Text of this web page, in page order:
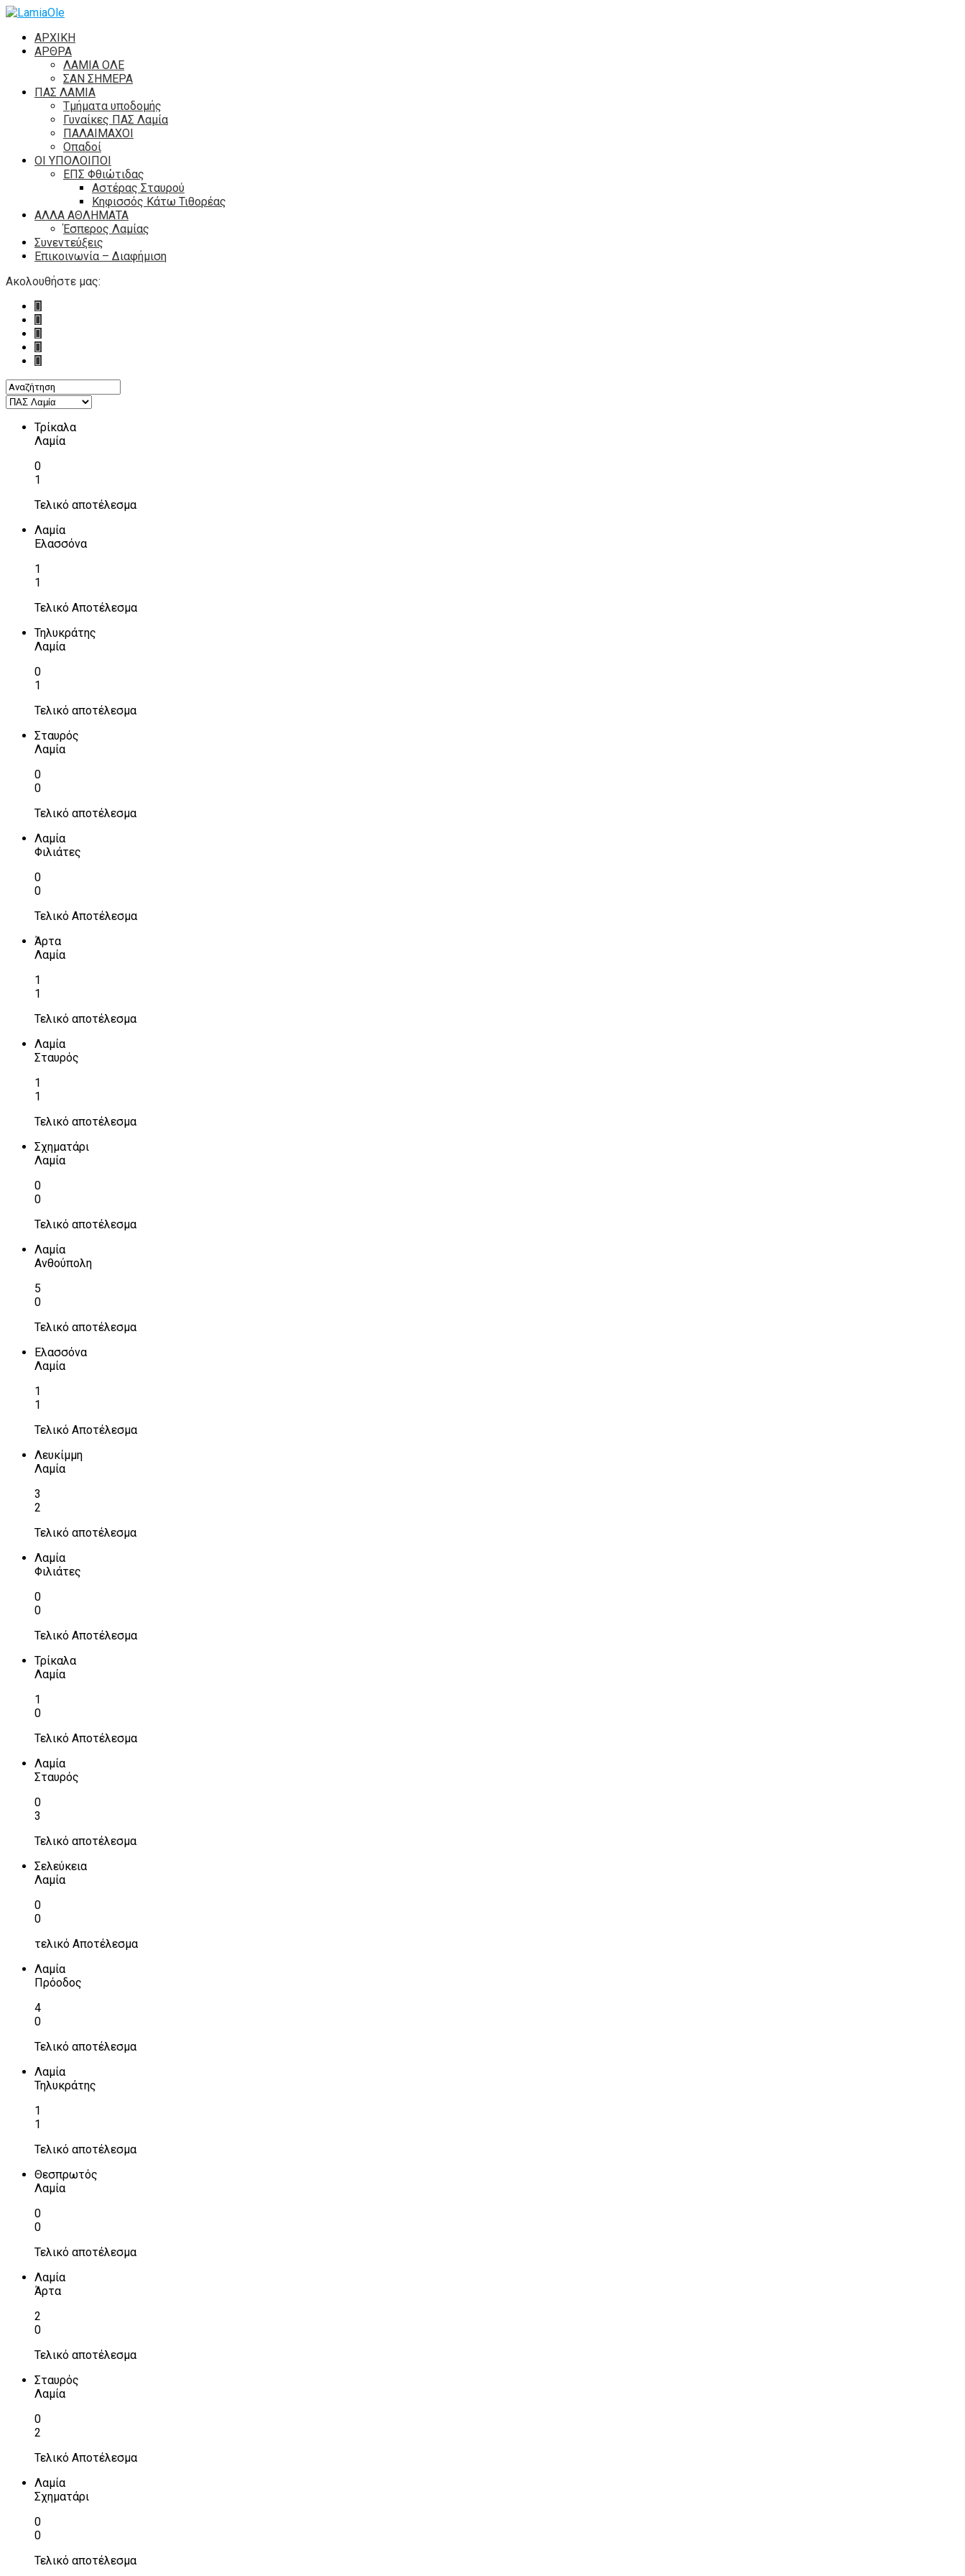
ΑΡΧΙΚΗ
ΑΡΘΡΑ
ΛΑΜΙΑ ΟΛΕ
ΣΑΝ ΣΗΜΕΡΑ
ΠΑΣ ΛΑΜΙΑ
Τμήματα υποδομής
Γυναίκες ΠΑΣ Λαμία
ΠΑΛΑΙΜΑΧΟΙ
Οπαδοί
ΟΙ ΥΠΟΛΟΙΠΟΙ
ΕΠΣ Φθιώτιδας
Αστέρας Σταυρού
Κηφισσός Κάτω Τιθορέας
ΑΛΛΑ ΑΘΛΗΜΑΤΑ
Έσπερος Λαμίας
Συνεντεύξεις
Επικοινωνία – Διαφήμιση
Ακολουθήστε μας:
Τρίκαλα
Λαμία
0
1
Τελικό αποτέλεσμα
Λαμία
Ελασσόνα
1
1
Τελικό Αποτέλεσμα
Τηλυκράτης
Λαμία
0
1
Τελικό αποτέλεσμα
Σταυρός
Λαμία
0
0
Τελικό αποτέλεσμα
Λαμία
Φιλιάτες
0
0
Τελικό Αποτέλεσμα
Άρτα
Λαμία
1
1
Τελικό αποτέλεσμα
Λαμία
Σταυρός
1
1
Τελικό αποτέλεσμα
Σχηματάρι
Λαμία
0
0
Τελικό αποτέλεσμα
Λαμία
Ανθούπολη
5
0
Τελικό αποτέλεσμα
Ελασσόνα
Λαμία
1
1
Τελικό Αποτέλεσμα
Λευκίμμη
Λαμία
3
2
Τελικό αποτέλεσμα
Λαμία
Φιλιάτες
0
0
Τελικό Αποτέλεσμα
Τρίκαλα
Λαμία
1
0
Τελικό Αποτέλεσμα
Λαμία
Σταυρός
0
3
Τελικό αποτέλεσμα
Σελεύκεια
Λαμία
0
0
τελικό Αποτέλεσμα
Λαμία
Πρόοδος
4
0
Τελικό αποτέλεσμα
Λαμία
Τηλυκράτης
1
1
Τελικό αποτέλεσμα
Θεσπρωτός
Λαμία
0
0
Τελικό αποτέλεσμα
Λαμία
Άρτα
2
0
Τελικό αποτέλεσμα
Σταυρός
Λαμία
0
2
Τελικό Αποτέλεσμα
Λαμία
Σχηματάρι
0
0
Τελικό αποτέλεσμα